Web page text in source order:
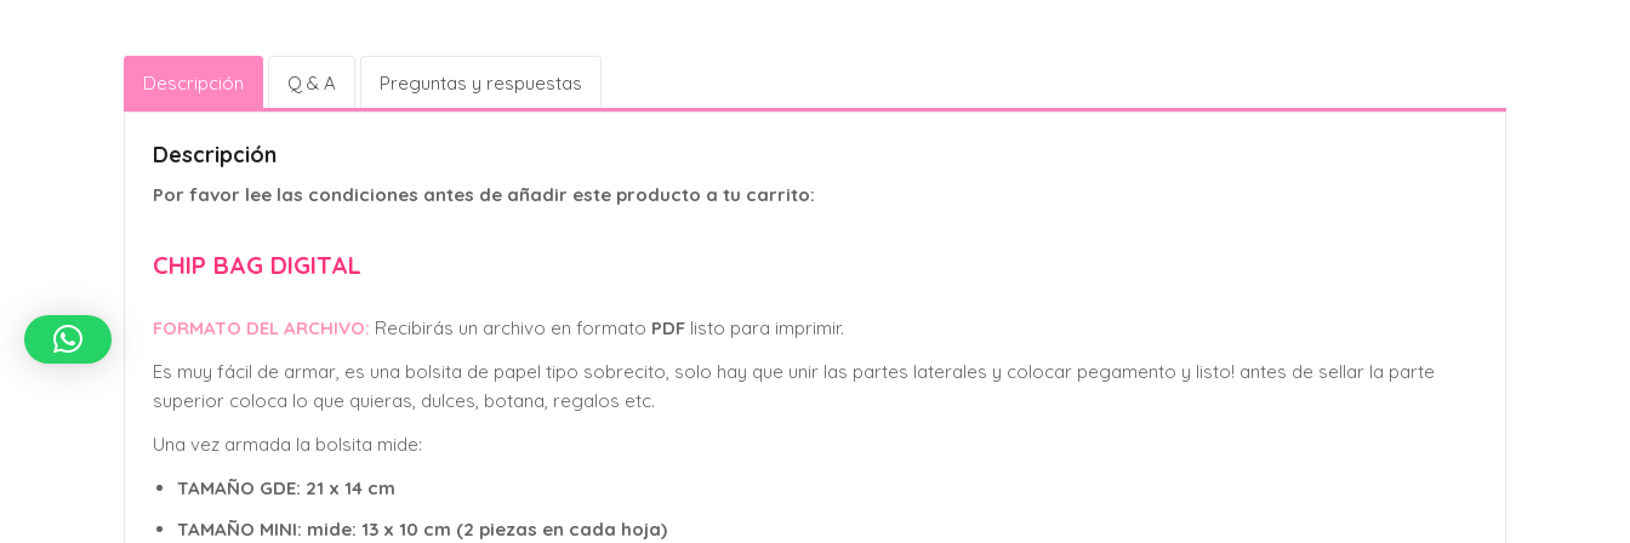
Descripción Q & A Preguntas y respuestas
Descripción
Por favor lee las condiciones antes de añadir este producto a tu carrito:
CHIP BAG DIGITAL
FORMATO DEL ARCHIVO: Recibirás un archivo en formato PDFlisto para imprimir.
Es muy fácil de armar, es una bolsita de papel tipo sobrecito, solo hay que unir las partes laterales y colocar pegamento y listo! antes de sellar la parte
superior coloca lo que quieras, dulces, botana, regalos etc.
Una vez armada la bolsita mide:
TAMAÑO GDE: 21 x 14 cm
TAMAÑO MINI: mide: 13 x 10 cm (2 piezas en cada hoja)